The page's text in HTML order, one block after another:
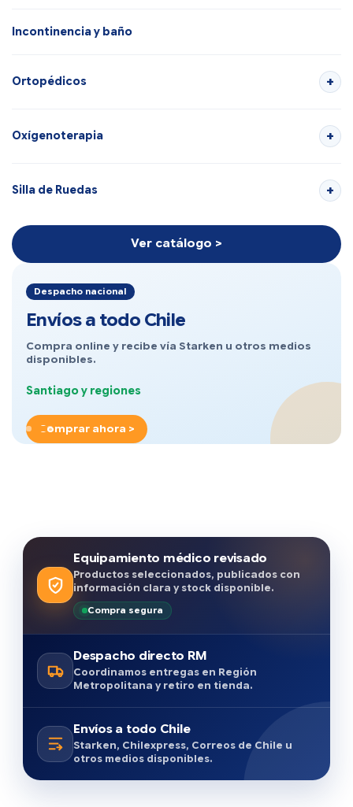
Incontinencia y baño
Ortopédicos
Oxígenoterapia
Silla de Ruedas
Ver catálogo >
Despacho nacional
Envíos a todo Chile
Compra online y recibe vía Starken u otros medios
disponibles.
Santiago y regiones
Comprar ahora >
Equipamiento médico revisado
Productos seleccionados, publicados con
información clara y stock disponible.
Compra segura
Despacho directo RM
Coordinamos entregas en Región
Metropolitana y retiro en tienda.
Envíos a todo Chile
Starken, Chilexpress, Correos de Chile u
otros medios disponibles.